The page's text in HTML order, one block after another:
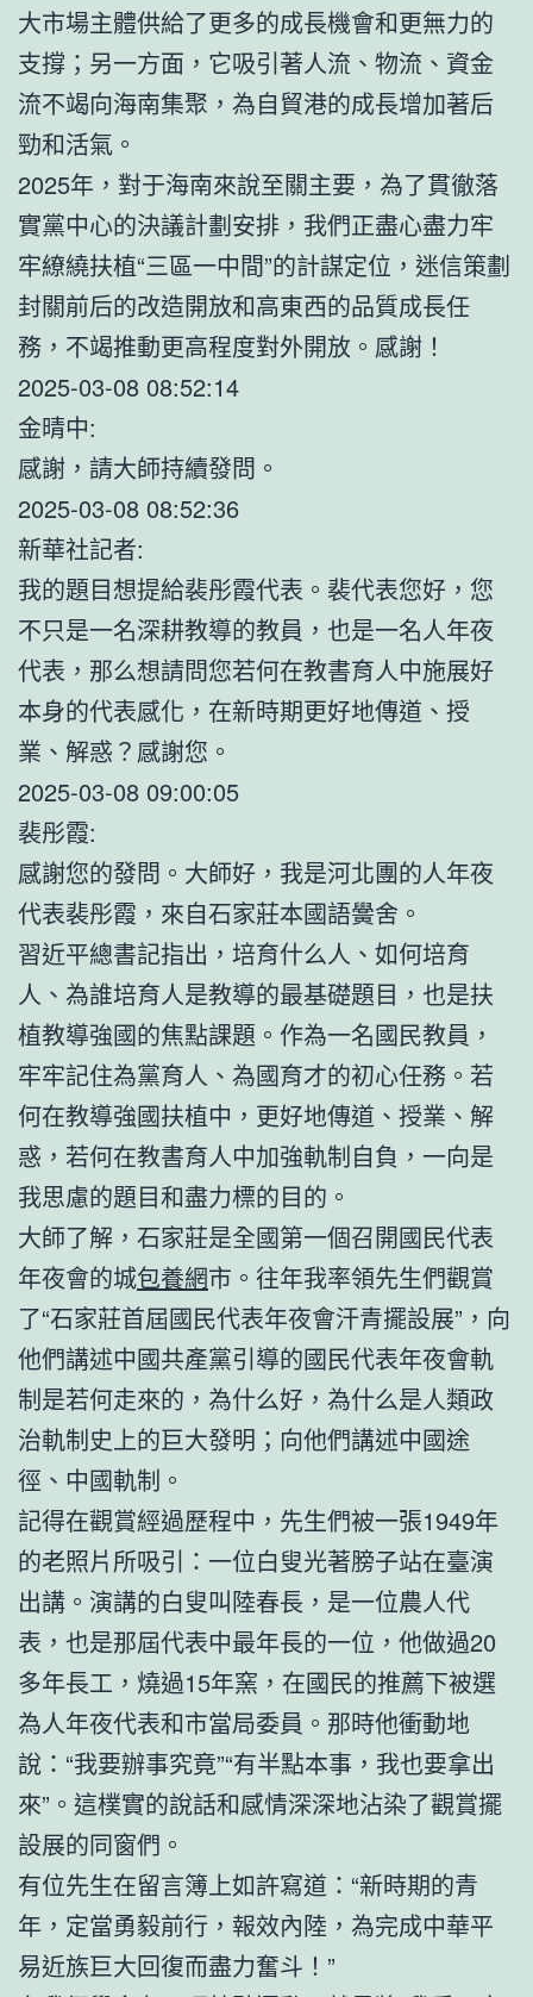
大市場主體供給了更多的成長機會和更無力的
支撐；另一方面，它吸引著人流、物流、資金
流不竭向海南集聚，為自貿港的成長增加著后
勁和活氣。
2025年，對于海南來說至關主要，為了貫徹落
實黨中心的決議計劃安排，我們正盡心盡力牢
牢繚繞扶植“三區一中間”的計謀定位，迷信策劃
封關前后的改造開放和高東西的品質成長任
務，不竭推動更高程度對外開放。感謝！
2025-03-08 08:52:14
金晴中:
感謝，請大師持續發問。
2025-03-08 08:52:36
新華社記者:
我的題目想提給裴彤霞代表。裴代表您好，您
不只是一名深耕教導的教員，也是一名人年夜
代表，那么想請問您若何在教書育人中施展好
本身的代表感化，在新時期更好地傳道、授
業、解惑？感謝您。
2025-03-08 09:00:05
裴彤霞:
感謝您的發問。大師好，我是河北團的人年夜
代表裴彤霞，來自石家莊本國語黌舍。
習近平總書記指出，培育什么人、如何培育
人、為誰培育人是教導的最基礎題目，也是扶
植教導強國的焦點課題。作為一名國民教員，
牢牢記住為黨育人、為國育才的初心任務。若
何在教導強國扶植中，更好地傳道、授業、解
惑，若何在教書育人中加強軌制自負，一向是
我思慮的題目和盡力標的目的。
大師了解，石家莊是全國第一個召開國民代表
年夜會的城包養網市。往年我率領先生們觀賞
了“石家莊首屆國民代表年夜會汗青擺設展”，向
他們講述中國共產黨引導的國民代表年夜會軌
制是若何走來的，為什么好，為什么是人類政
治軌制史上的巨大發明；向他們講述中國途
徑、中國軌制。
記得在觀賞經過歷程中，先生們被一張1949年
的老照片所吸引：一位白叟光著膀子站在臺演
出講。演講的白叟叫陸春長，是一位農人代
表，也是那屆代表中最年長的一位，他做過20
多年長工，燒過15年窯，在國民的推薦下被選
為人年夜代表和市當局委員。那時他衝動地
說：“我要辦事究竟”“有半點本事，我也要拿出
來”。這樸實的說話和感情深深地沾染了觀賞擺
設展的同窗們。
有位先生在留言簿上如許寫道：“新時期的青
年，定當勇毅前行，報效內陸，為完成中華平
易近族巨大回復而盡力奮斗！”